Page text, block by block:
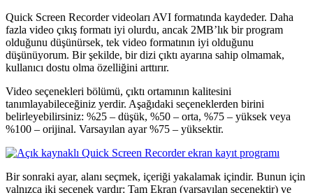
Quick Screen Recordervideoları AVI formatında kaydeder. Daha
fazla video çıkış formatı iyi olurdu, ancak 2MB’lık bir program
olduğunu düşünürsek, tek video formatının iyi olduğunu
düşünüyorum. Bir şekilde, bir dizi çıktı ayarına sahip olmamak,
kullanıcı dostu olma özelliğini arttırır.
Video seçenekleri bölümü, çıktı ortamının kalitesini
tanımlayabileceğiniz yerdir. Aşağıdaki seçeneklerden birini
belirleyebilirsiniz: %25 – düşük, %50 – orta, %75 – yüksek veya
%100 – orijinal. Varsayılan ayar %75 – yüksektir.
Bir sonraki ayar, alanı seçmek, içeriği yakalamak içindir. Bunun için
yalnızca iki seçenek vardır: Tam Ekran (varsayılan seçenektir) ve